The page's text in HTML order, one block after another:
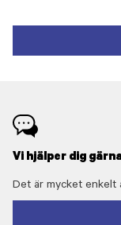
Vi hjälper dig
Det är mycket enkelt